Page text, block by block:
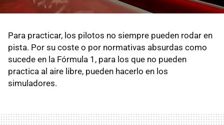
Para practicar, los pilotos no siempre pueden rodar en
pista. Por su coste o por normativas absurdas como
sucede en la Fórmula 1, para los que no pueden
practica al aire libre, pueden hacerlo en los
simuladores.